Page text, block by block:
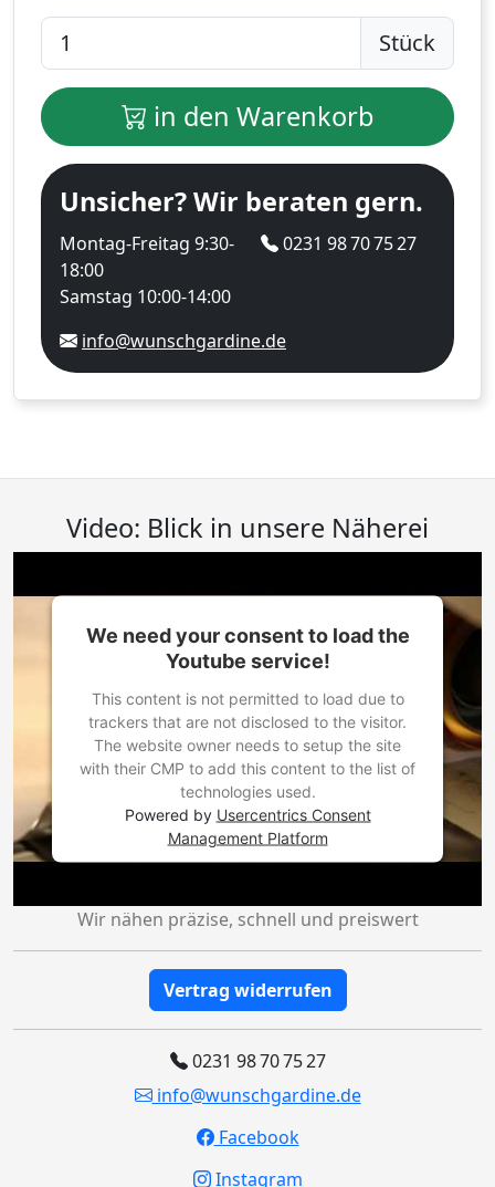
Stück
in den Warenkorb
Unsicher? Wir beraten gern.
Montag-Freitag 9:30-
18:00
Samstag 10:00-14:00
0231 98 70 75 27
info@wunschgardine.de
Video: Blick in unsere Näherei
We need your consent to load the
Youtube service!
This content is not permitted to load due to
trackers that are not disclosed to the visitor.
The website owner needs to setup the site
with their CMP to add this content to the list of
technologies used.
Powered by Usercentrics Consent
Management Platform
Wir nähen präzise, schnell und preiswert
Vertrag widerrufen
0231 98 70 75 27
info@wunschgardine.de
Facebook
Instagram